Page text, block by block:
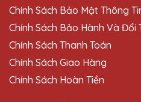
Ngô Thị Mai
25/11/2025
Kỷ niệm chương
QTG luôn làm tôi
Chính Sách Bảo Mật Thông
Chính Sách Bảo Hành Và Đổi
Chính Sách Thanh Toán
Chính Sách Giao Hàng
Chính Sách Hoàn Tiền